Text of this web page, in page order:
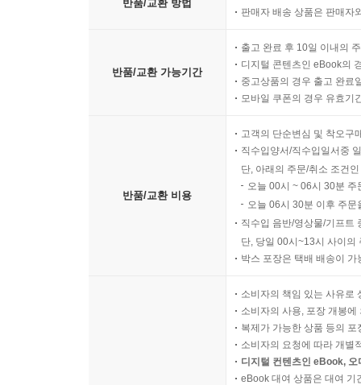
반품/교환 방법
판매자 배송 상품은 판매자
반품/교환 가능기간
출고 완료 후 10일 이내의
디지털 콘텐츠인 eBook의
중고상품의 경우 출고 완료
모바일 쿠폰의 경우 유효기
반품/교환 비용
고객의 단순변심 및 착오구
직수입양서/직수입일서중
단, 아래의 주문/취소 조건
오늘 00시 ~ 06시 30분
오늘 06시 30분 이후 주
직수입 음반/영상물/기프트
단, 당일 00시~13시 사이의
박스 포장은 택배 배송이
소비자의 책임 있는 사유로
소비자의 사용, 포장 개봉
복제가 가능한 상품 등의
소비자의 요청에 따라 개별
디지털 컨텐츠인 eBook,
eBook 대여 상품은 대여 기